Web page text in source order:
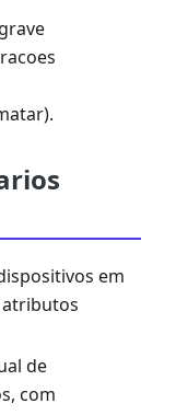
em
atributos
de
com